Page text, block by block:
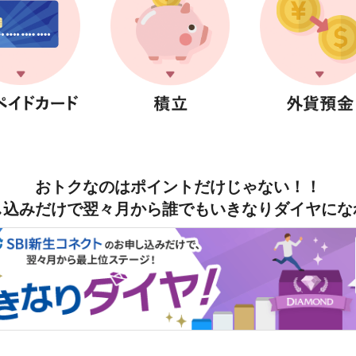
おトクなのはポイントだけじゃない！！
みだけで翌々月から誰でもいきなりダイヤに